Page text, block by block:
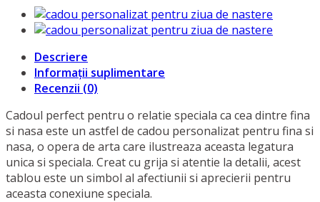
Descriere
Informații suplimentare
Recenzii (0)
Cadoul perfect pentru o relatie speciala ca cea dintre fina
si nasa este un astfel de cadou personalizat pentru fina si
nasa, o opera de arta care ilustreaza aceasta legatura
unica si speciala. Creat cu grija si atentie la detalii, acest
tablou este un simbol al afectiunii si aprecierii pentru
aceasta conexiune speciala.